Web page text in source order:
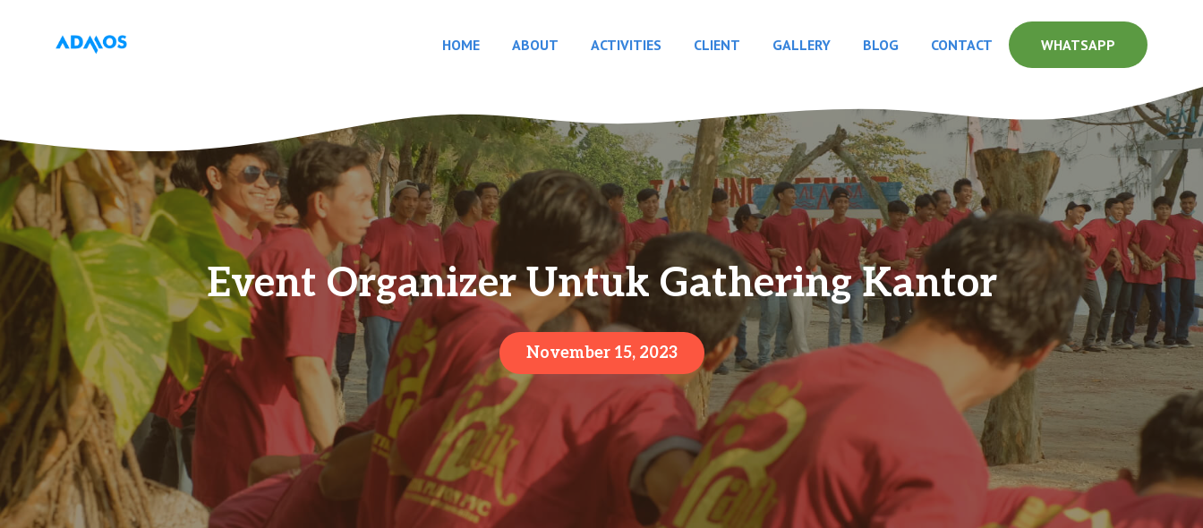
HOME ABOUT ACTIVITIES CLIENT GALLERY BLOG CONTACT WHATSAPP
Event Organizer Untuk Gathering Kantor
November 15, 2023